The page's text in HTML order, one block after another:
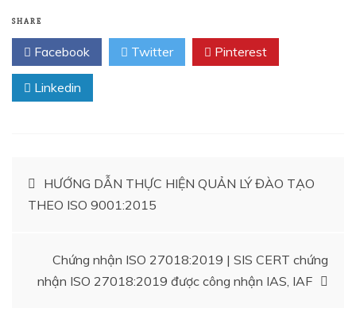
SHARE
Facebook Twitter Pinterest
Linkedin
ĐiềuHƯỚNG DẪN THỰC HIỆN QUẢN LÝ ĐÀO TẠO
THEO ISO 9001:2015
Chứng nhận ISO 27018:2019 | SIS CERT chứng
nhận ISO 27018:2019 được công nhận IAS, IAF